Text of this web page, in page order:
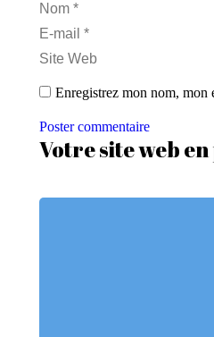
Nom *
E-mail *
Site Web
Enregistrez mon nom, mon
Poster commentaire
Votre site web